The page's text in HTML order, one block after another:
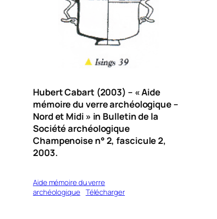
Hubert Cabart (2003) – « Aide
mémoire du verre archéologique –
Nord et Midi » in Bulletin de la
Société archéologique
Champenoise n° 2, fascicule 2,
2003.
Aide mémoire du verre
archéologique Télécharger